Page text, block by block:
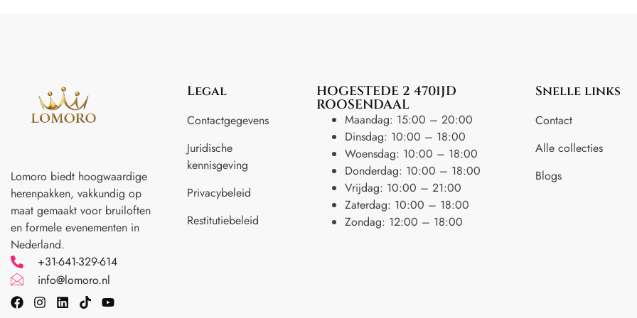
Lomoro biedt hoogwaardige
herenpakken, vakkundig op
maat gemaakt voor bruiloften
en formele evenementen in
Nederland.
+31-641-329-614
info@lomoro.nl
Legal
Contactgegevens
Juridische
kennisgeving
Privacybeleid
Restitutiebeleid
HOGESTEDE 2 4701JD
ROOSENDAAL
Maandag: 15:00 – 20:00
Dinsdag: 10:00 – 18:00
Woensdag: 10:00 – 18:00
Donderdag: 10:00 – 18:00
Vrijdag: 10:00 – 21:00
Zaterdag: 10:00 – 18:00
Zondag: 12:00 – 18:00
Snelle links
Contact
Alle collecties
Blogs